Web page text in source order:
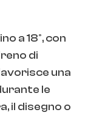
a 18°, con
di
una
le
il disegno o